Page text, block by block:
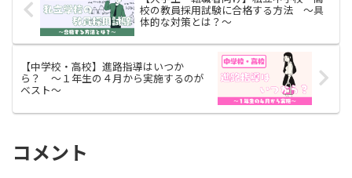
校の教員採用試験に合格する方法 〜具
体的な対策とは？〜
【中学校・高校】進路指導はいつか
ら？ 〜１年生の４月から実施するのが
ベスト〜
コメント